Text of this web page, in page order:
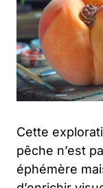
Cette
pêche n’est
éphémère